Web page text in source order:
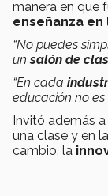
manera en que
enseñanza en
“No puedes
unsalón de
“En cada
educación no es
Invitó además
una clase y en
cambio, la